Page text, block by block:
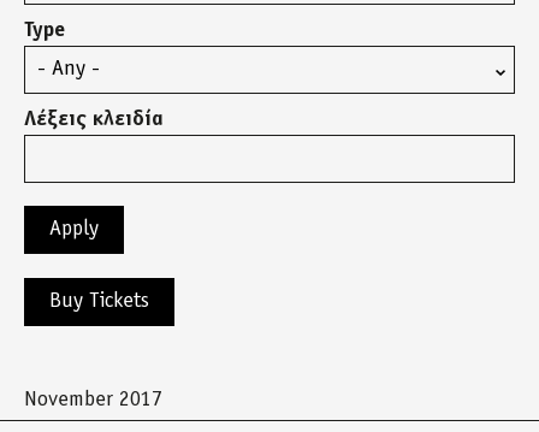
Type
Λέξεις κλειδία
Buy Tickets
November 2017